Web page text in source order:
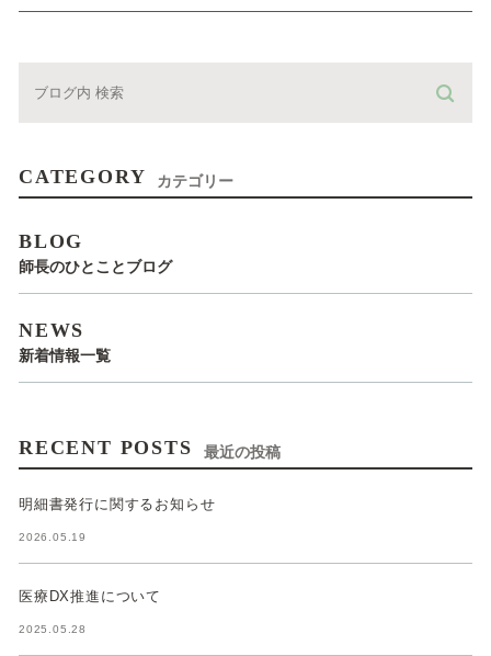
CATEGORY カテゴリー
BLOG
師長のひとことブログ
NEWS
新着情報一覧
RECENT POSTS 最近の投稿
明細書発行に関するお知らせ
2026.05.19
医療DX推進について
2025.05.28